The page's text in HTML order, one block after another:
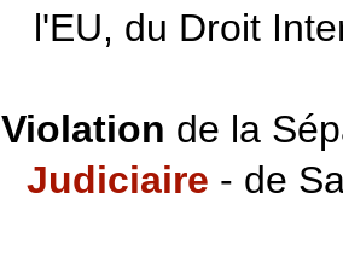
l'EU, du Droit
Violation de la
Judiciaire - de